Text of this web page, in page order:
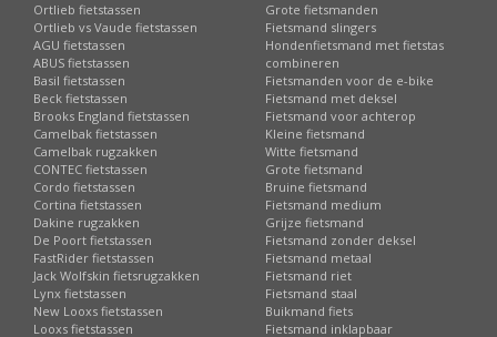
Ortlieb fietstassen
Ortlieb vs Vaude fietstassen
AGU fietstassen
ABUS fietstassen
Basil fietstassen
Beck fietstassen
Brooks England fietstassen
Camelbak fietstassen
Camelbak rugzakken
CONTEC fietstassen
Cordo fietstassen
Cortina fietstassen
Dakine rugzakken
De Poort fietstassen
FastRider fietstassen
Jack Wolfskin fietsrugzakken
Lynx fietstassen
New Looxs fietstassen
Looxs fietstassen
Grote fietsmanden
Fietsmand slingers
Hondenfietsmand met fietstas
combineren
Fietsmanden voor de e-bike
Fietsmand met deksel
Fietsmand voor achterop
Kleine fietsmand
Witte fietsmand
Grote fietsmand
Bruine fietsmand
Fietsmand medium
Grijze fietsmand
Fietsmand zonder deksel
Fietsmand metaal
Fietsmand riet
Fietsmand staal
Buikmand fiets
Fietsmand inklapbaar